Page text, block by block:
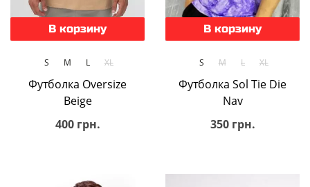
В корзину
S M L XL
Футболка Oversize
Beige
400 грн.
В корзину
S M L XL
Футболка Sol Tie Die
Nav
350 грн.